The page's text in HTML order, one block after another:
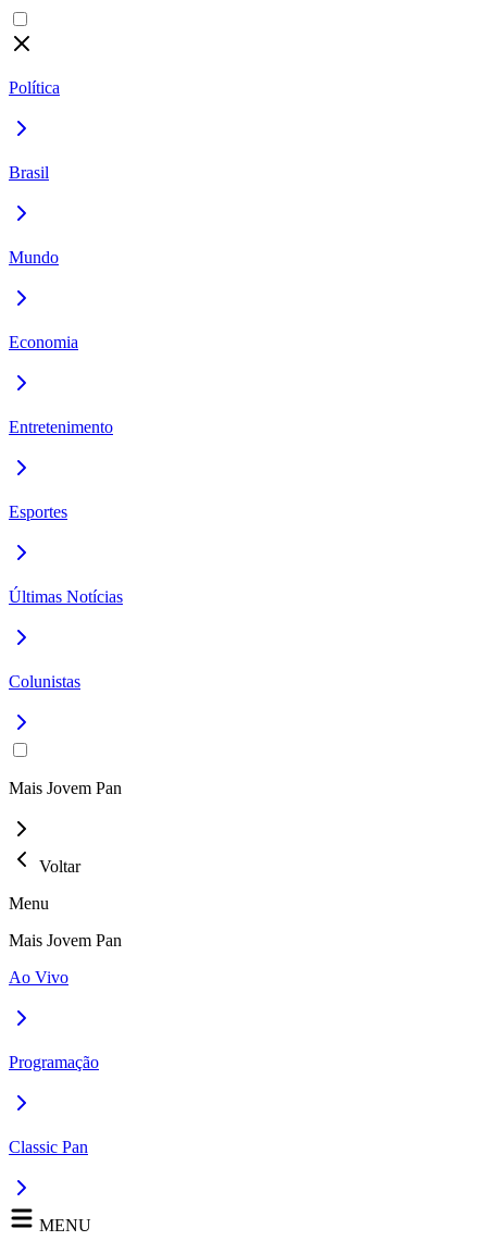
Política
Brasil
Mundo
Economia
Entretenimento
Esportes
Últimas Notícias
Colunistas
Mais Jovem Pan
Voltar
Menu
Mais Jovem Pan
Ao Vivo
Programação
Classic Pan
MENU